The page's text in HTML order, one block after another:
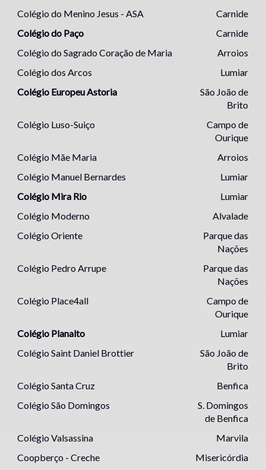
Colégio do Menino Jesus - ASA
Carnide
Colégio do Paço
Carnide
Colégio do Sagrado Coração de Maria
Arroios
Colégio dos Arcos
Lumiar
Colégio Europeu Astoria
São João de
Brito
Colégio Luso-Suiço
Campo de
Ourique
Colégio Mãe Maria
Arroios
Colégio Manuel Bernardes
Lumiar
Colégio Mira Rio
Lumiar
Colégio Moderno
Alvalade
Colégio Oriente
Parque das
Nações
Colégio Pedro Arrupe
Parque das
Nações
Colégio Place4all
Campo de
Ourique
Colégio Planalto
Lumiar
Colégio Saint Daniel Brottier
São João de
Brito
Colégio Santa Cruz
Benfica
Colégio São Domingos
S. Domingos
de Benfica
Colégio Valsassina
Marvila
Coopberço - Creche
Misericórdia